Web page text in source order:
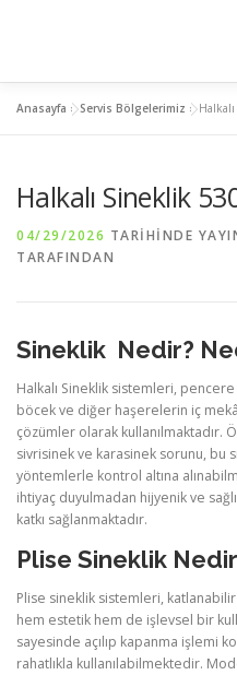
MENTEŞELİ SİNEKLİK
Anasayfa »Servis Bölgelerimiz »
Halkalı Sineklik
04/29/2026 TARIHINDE
TARAFINDAN
Sineklik Nedir?
Halkalı Sineklik sistemleri,
böcek ve diğer haşerelerin iç
çözümler olarak kullanılmaktadır.
sivrisinek ve karasinek sorunu, bu
yöntemlerle kontrol altına
ihtiyaç duyulmadan hijyenik ve
katkı sağlanmaktadır.
Plise Sineklik
Plise sineklik sistemleri,
hem estetik hem de işlevsel bir
sayesinde açılıp kapanma işlemi
rahatlıkla kullanılabilmektedir.